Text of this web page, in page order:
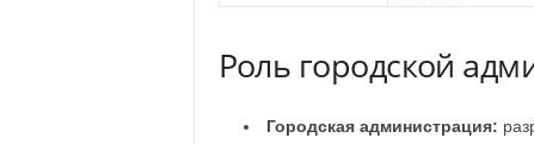
Роль городской
Городская администрация: